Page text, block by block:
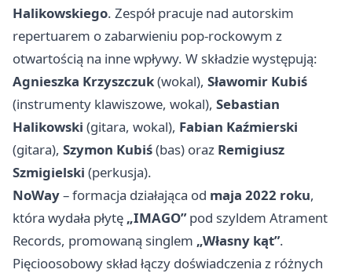
Halikowskiego. Zespół pracuje nad autorskim
repertuarem o zabarwieniu pop-rockowym z
otwartością na inne wpływy. W składzie występują:
Agnieszka Krzyszczuk(wokal), Sławomir Kubiś
(instrumenty klawiszowe, wokal), Sebastian
Halikowski (gitara, wokal), Fabian Kaźmierski
(gitara), Szymon Kubiś(bas) oraz Remigiusz
Szmigielski (perkusja).
NoWay– formacja działająca od maja 2022 roku,
która wydała płytę „IMAGO”pod szyldem Atrament
Records, promowaną singlem „Własny kąt”.
Pięcioosobowy skład łączy doświadczenia z różnych